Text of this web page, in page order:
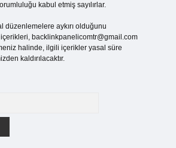
kabul etmiş sayılırlar.
düzenlemelere aykırı olduğunu
backlinkpanelicomtr@gmail.com
halinde, ilgili içerikler yasal süre
kaldırılacaktır.